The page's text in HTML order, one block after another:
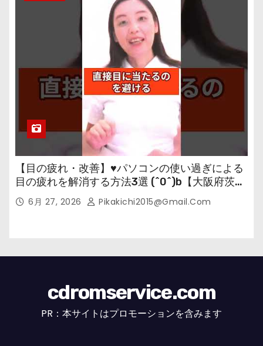
【目の疲れ・改善】♥パソコンの使い過ぎによる
目の疲れを解消する方法3選 (^0^)b【大阪府茨木
市の女性・美容鍼灸・整体師が教えます。】
6月 27, 2026 Pikakichi2015@gmail.com
cdromservice.com
PR：本サイトはプロモーションを含みます